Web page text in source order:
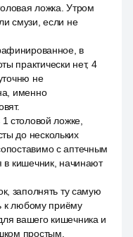
ложка. Утром
смузи, если не
в
практически нет, 4
не
именно
столовой ложке,
до нескольких
с аптечным
в кишечник, начинают
заполнять ту самую
к любому приёму
вашего кишечника и
простым.